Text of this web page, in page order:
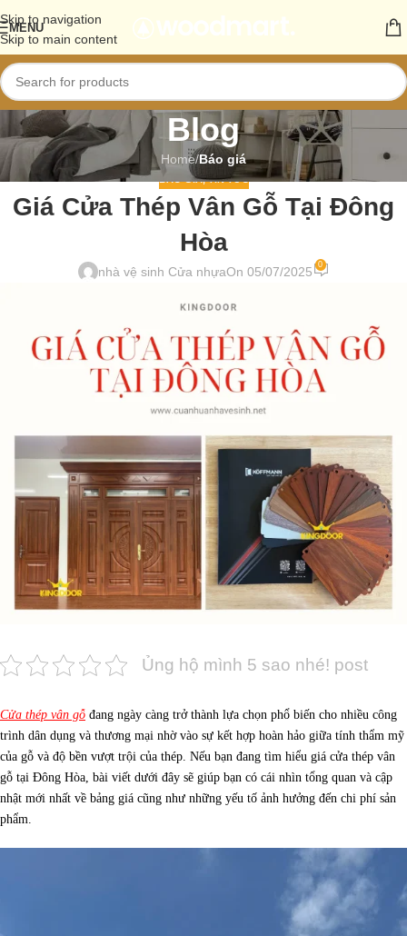
Skip to navigation
Skip to main content
MENU
Blog
Home/Báo giá
BÁO GIÁ,TIN TỨC
Giá Cửa Thép Vân Gỗ Tại Đông
Hòa
nhà vệ sinh Cửa nhựaOn 05/07/2025 0
Ủng hộ mình 5 sao nhé! post
Cửa thép vân gỗ đang ngày càng trở thành lựa chọn phổ biến cho nhiều công
trình dân dụng và thương mại nhờ vào sự kết hợp hoàn hảo giữa tính thẩm mỹ
của gỗ và độ bền vượt trội của thép. Nếu bạn đang tìm hiểu giá cửa thép vân
gỗ tại Đông Hòa, bài viết dưới đây sẽ giúp bạn có cái nhìn tổng quan và cập
nhật mới nhất về bảng giá cũng như những yếu tố ảnh hưởng đến chi phí sản
phẩm.